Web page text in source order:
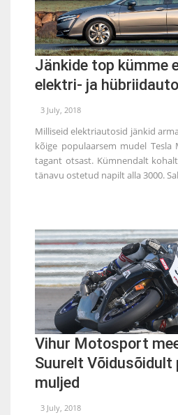
Jänkide top kümme
elektri- ja
3 July, 2018
Milliseid elektriautosid jänkid
kõige populaarsem mudel Tesla
tagant otsast. Kümnendalt
tänavu ostetud napilt alla 3000.
Vihur Motosport
Suurelt Võidusõidult
muljed
3 July, 2018